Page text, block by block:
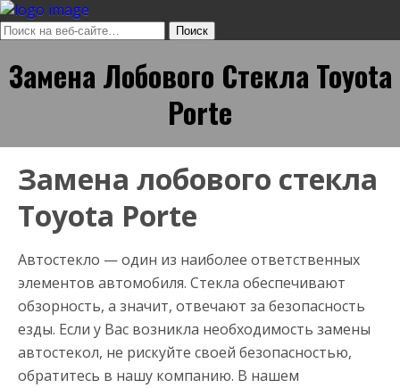
Замена Лобового Стекла Toyota
Porte
Замена лобового стекла
Toyota Porte
Автостекло — один из наиболее ответственных
элементов автомобиля. Стекла обеспечивают
обзорность, а значит, отвечают за безопасность
езды. Если у Вас возникла необходимость замены
автостекол, не рискуйте своей безопасностью,
обратитесь в нашу компанию. В нашем